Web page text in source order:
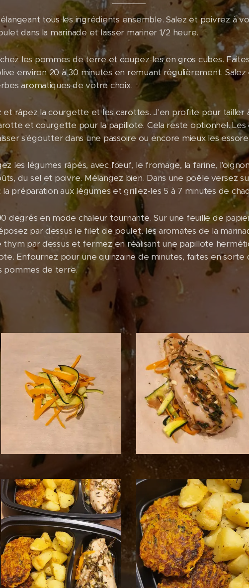
tous les ingrédients ensemble. Salez et poivrez à
dans la marinade et laisser mariner 1/2 heure.
les pommes de terre et coupez-les en gros cubes.
environ 20 à 30 minutes en remuant régulièrement.
aromatiques de votre choix.
et râpez la courgette et les carottes. J'en profite pour tailler
et courgette pour la papillote. Cela reste optionnel.
s'égoutter dans une passoire ou encore mieux les
les légumes râpés, avec l'œuf, le fromage, la farine,
du sel et poivre. Mélangez bien. Dans une poêle versez
préparation aux légumes et grillez-les 5 à 7 minutes de
degrés en mode chaleur tournante. Sur une feuille de
par dessus le filet de poulet, les aromates de la
thym par dessus et fermez en réalisant une papillote
Enfournez pour une quinzaine de minutes, faites en sorte
pommes de terre.